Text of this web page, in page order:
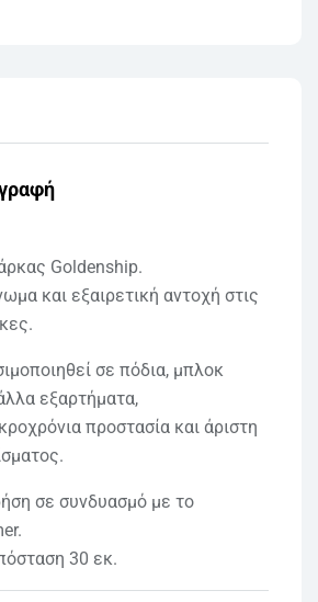
Goldenship.
και εξαιρετική αντοχή στις
σε πόδια, μπλοκ
εξαρτήματα,
προστασία και άριστη
σε συνδυασμό με το
30 εκ.